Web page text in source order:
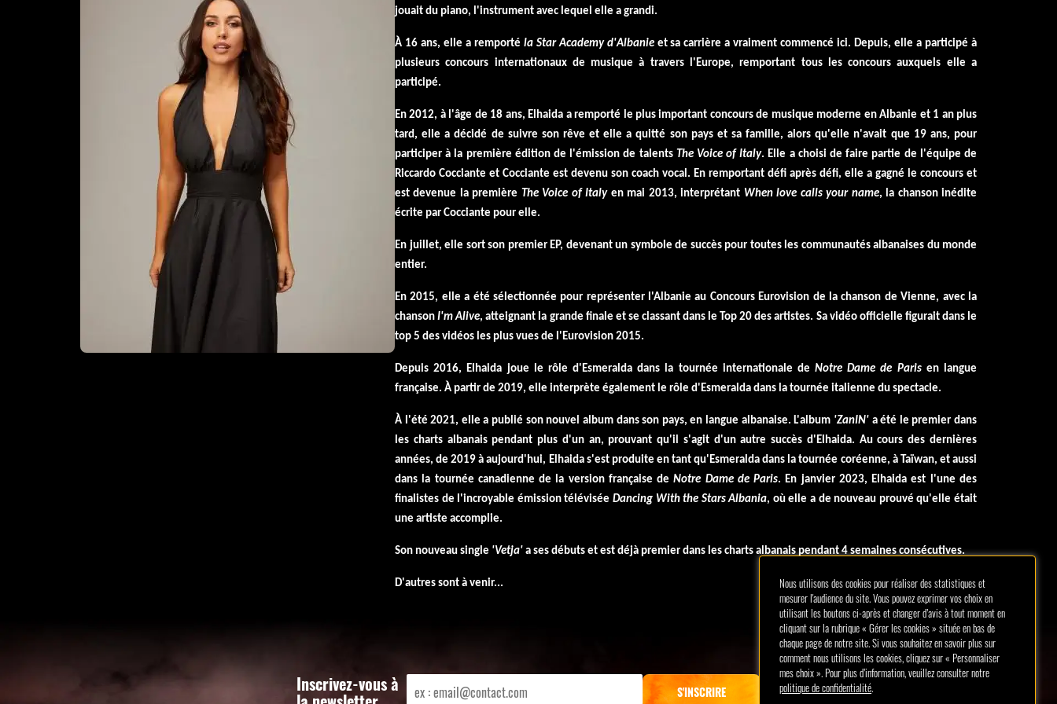
jouait du piano, l'instrument avec lequel elle a grandi.
À 16 ans, elle a remporté la Star Academy d'Albanieet sa carrière a vraiment commencé ici.Depuis, elle a participé à
plusieurs concours internationaux de musique à travers l'Europe, remportant tous les concours auxquels elle a
participé.
En 2012, à l'âge de 18 ans, Elhaida a remporté le plus important concours de musique moderne en Albanie et 1 an plus
tard, elle a décidé de suivre son rêve et elle a quitté son pays et sa famille, alors qu'elle n'avait que 19 ans, pour
participer à la première édition de l'émission de talents The Voice of Italy. Elle a choisi de faire partie de l'équipe de
Riccardo Cocciante et Cocciante est devenu son coach vocal. En remportant défi après défi, elle a gagné le concours et
est devenue la première The Voice of Italyen mai 2013, interprétant When love calls your name, la chanson inédite
écrite par Cocciante pour elle.
En juillet, elle sort son premier EP, devenant un symbole de succès pour toutes les communautés albanaises du monde
entier.
En 2015, elle a été sélectionnée pour représenter l'Albanie au Concours Eurovision de la chanson de Vienne, avec la
chansonI'm Alive, atteignant la grande finale et se classant dans le Top 20 des artistes. Sa vidéo officielle figurait dans le
top 5 des vidéos les plus vues de l'Eurovision 2015.
Depuis 2016, Elhaida joue le rôle d'Esmeralda dans la tournée internationale deNotre Dame de Parisen langue
française. À partir de 2019, elle interprète également le rôle d'Esmeralda dans la tournée italienne du spectacle.
À l'été 2021, elle a publié son nouvel album dans son pays, en langue albanaise. L'album 'ZanIN' a été le premier dans
les charts albanais pendant plus d'un an, prouvant qu'il s'agit d'un autre succès d'Elhaida. Au cours des dernières
années, de 2019 à aujourd'hui, Elhaida s'est produite en tant qu'Esmeralda dans la tournée coréenne, à Taïwan, et aussi
dans la tournée canadienne de la version française deNotre Dame de Paris. En janvier 2023, Elhaida est l'une des
finalistes de l'incroyable émission télévisée Dancing With the Stars Albania, où elle a de nouveau prouvé qu'elle était
une artiste accomplie.
Son nouveau single 'Vetja' a ses débuts et est déjà premier dans les charts albanais pendant 4 semaines consécutives.
D'autres sont à venir...
Inscrivez-vous à
Nous utilisons des cookies pour réaliser des statistiques et
mesurer l'audience du site. Vous pouvez exprimer vos choix en
utilisant les boutons ci-après et changer d’avis à tout moment en
cliquant sur la rubrique « Gérer les cookies » située en bas de
chaque page de notre site. Si vous souhaitez en savoir plus sur
comment nous utilisons les cookies, cliquez sur « Personnaliser
mes choix ». Pour plus d’information, veuillez consulter notre
politique de confidentialité.